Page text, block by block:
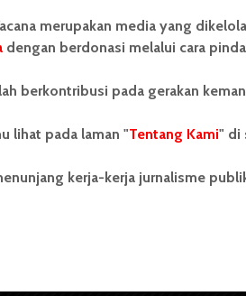
(USU).
SUARA
Info Iklan
Pedoman Media
merupakan media yang
dengan berdonasi melalui cara
berkontribusi pada gerakan
lihat pada laman "Tentang Kami" di
kerja-kerja jurnalisme